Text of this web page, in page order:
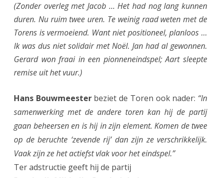
(Zonder overleg met Jacob … Het had nog lang kunnen
duren. Nu ruim twee uren. Te weinig raad weten met de
Torens is vermoeiend. Want niet positioneel, planloos …
Ik was dus niet solidair met Noël. Jan had al gewonnen.
Gerard won fraai in een pionneneindspel; Aart sleepte
remise uit het vuur.)
Hans Bouwmeesterbeziet de Toren ook nader: “In
samenwerking met de andere toren kan hij de partij
gaan beheersen en is hij in zijn element. Komen de twee
op de beruchte ‘zevende rij’ dan zijn ze verschrikkelijk.
Vaak zijn ze het actiefst vlak voor het eindspel.”
Ter adstructie geeft hij de partij